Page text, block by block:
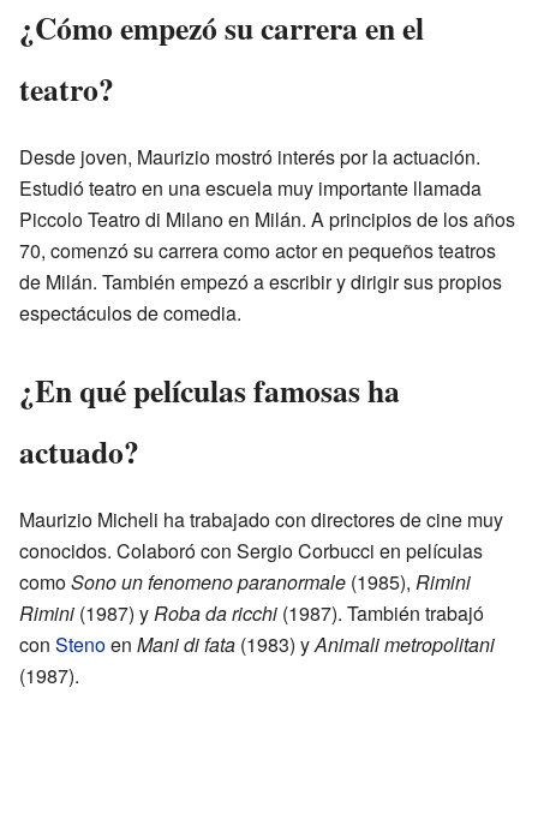
¿Cómo empezó su carrera en el
teatro?
Desde joven, Maurizio mostró interés por la actuación.
Estudió teatro en una escuela muy importante llamada
Piccolo Teatro di Milano en Milán. A principios de los años
70, comenzó su carrera como actor en pequeños teatros
de Milán. También empezó a escribir y dirigir sus propios
espectáculos de comedia.
¿En qué películas famosas ha
actuado?
Maurizio Micheli ha trabajado con directores de cine muy
conocidos. Colaboró con Sergio Corbucci en películas
comoSono un fenomeno paranormale (1985), Rimini
Rimini (1987) yRoba da ricchi (1987). También trabajó
con Stenoen Mani di fata (1983) yAnimali metropolitani
(1987).